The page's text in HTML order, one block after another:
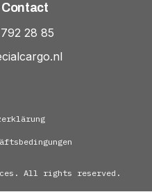
Contact
28 85
All rights reserved.